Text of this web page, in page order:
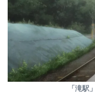
「滝駅